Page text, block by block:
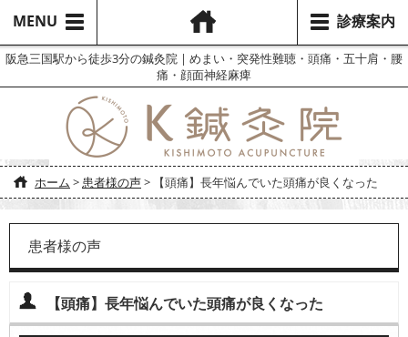
MENU 診療案内
阪急三国駅から徒歩3分の鍼灸院 | めまい・突発性難聴・頭痛・五十肩・腰
痛・顔面神経麻痺
ホーム >患者様の声> 【頭痛】長年悩んでいた頭痛が良くなった
患者様の声
【頭痛】長年悩んでいた頭痛が良くなった